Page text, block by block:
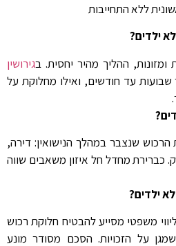
ללא התחייבות
ילדים?
ההליך מהיר יחסית. בגירושין
שבועות עד חודשים, ואילו מחלוקת על
שנצבר במהלך הנישואין: דירה,
כברירת מחדל חל איזון משאבים שווה
ילדים?
משפטי מסייע להבטיח חלוקת רכוש
על הזכויות. הסכם מסודר מונע